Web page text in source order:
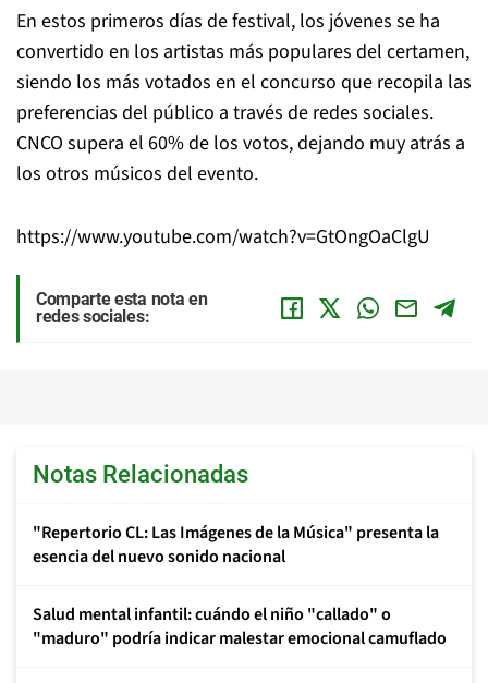
En estos primeros días de festival, los jóvenes se ha
convertido en los artistas más populares del certamen,
siendo los más votados en el concurso que recopila las
preferencias del público a través de redes sociales.
CNCO supera el 60% de los votos, dejando muy atrás a
los otros músicos del evento.
https://www.youtube.com/watch?v=GtOngOaClgU
Comparte esta nota en
redes sociales:
Notas Relacionadas
"Repertorio CL: Las Imágenes de la Música" presenta la
esencia del nuevo sonido nacional
Salud mental infantil: cuándo el niño "callado" o
"maduro" podría indicar malestar emocional camuflado